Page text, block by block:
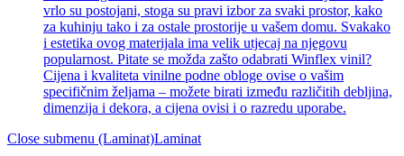
vrlo su postojani, stoga su pravi izbor za svaki prostor, kako
za kuhinju tako i za ostale prostorije u vašem domu. Svakako
i estetika ovog materijala ima velik utjecaj na njegovu
popularnost. Pitate se možda zašto odabrati Winflex vinil?
Cijena i kvaliteta vinilne podne obloge ovise o vašim
specifičnim željama – možete birati između različitih debljina,
dimenzija i dekora, a cijena ovisi i o razredu uporabe.
Close submenu (Laminat)Laminat